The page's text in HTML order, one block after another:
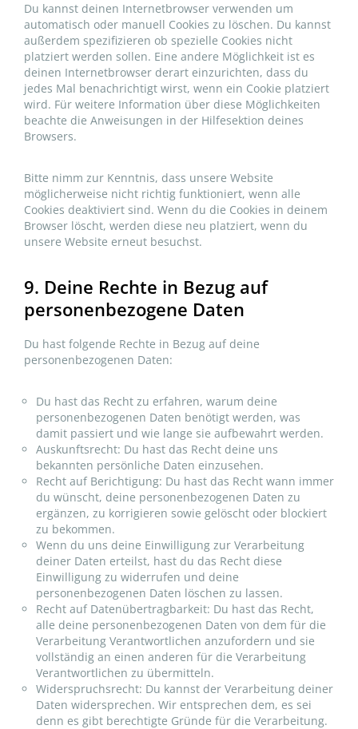
Du kannst deinen Internetbrowser verwenden um
automatisch oder manuell Cookies zu löschen. Du kannst
außerdem spezifizieren ob spezielle Cookies nicht
platziert werden sollen. Eine andere Möglichkeit ist es
deinen Internetbrowser derart einzurichten, dass du
jedes Mal benachrichtigt wirst, wenn ein Cookie platziert
wird. Für weitere Information über diese Möglichkeiten
beachte die Anweisungen in der Hilfesektion deines
Browsers.
Bitte nimm zur Kenntnis, dass unsere Website
möglicherweise nicht richtig funktioniert, wenn alle
Cookies deaktiviert sind. Wenn du die Cookies in deinem
Browser löscht, werden diese neu platziert, wenn du
unsere Website erneut besuchst.
9. Deine Rechte in Bezug auf
personenbezogene Daten
Du hast folgende Rechte in Bezug auf deine
personenbezogenen Daten:
Du hast das Recht zu erfahren, warum deine
personenbezogenen Daten benötigt werden, was
damit passiert und wie lange sie aufbewahrt werden.
Auskunftsrecht: Du hast das Recht deine uns
bekannten persönliche Daten einzusehen.
Recht auf Berichtigung: Du hast das Recht wann immer
du wünscht, deine personenbezogenen Daten zu
ergänzen, zu korrigieren sowie gelöscht oder blockiert
zu bekommen.
Wenn du uns deine Einwilligung zur Verarbeitung
deiner Daten erteilst, hast du das Recht diese
Einwilligung zu widerrufen und deine
personenbezogenen Daten löschen zu lassen.
Recht auf Datenübertragbarkeit: Du hast das Recht,
alle deine personenbezogenen Daten von dem für die
Verarbeitung Verantwortlichen anzufordern und sie
vollständig an einen anderen für die Verarbeitung
Verantwortlichen zu übermitteln.
Widerspruchsrecht: Du kannst der Verarbeitung deiner
Daten widersprechen. Wir entsprechen dem, es sei
denn es gibt berechtigte Gründe für die Verarbeitung.